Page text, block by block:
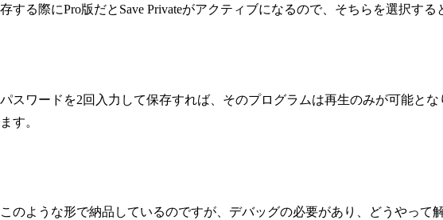
存する際にPro版だとSave Privateがアクティブになるので、そちらを選択する
パスワードを2回入力して保存すれば、そのプログラムは再生のみが可能とな
ます。
このような形で納品しているのですが、デバッグの必要があり、どうやって